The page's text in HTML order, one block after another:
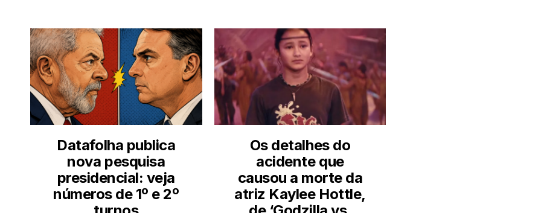
Datafolha publica
nova pesquisa
presidencial: veja
números de 1º e 2º
Os detalhes do
acidente que
causou a morte da
atriz Kaylee Hottle,